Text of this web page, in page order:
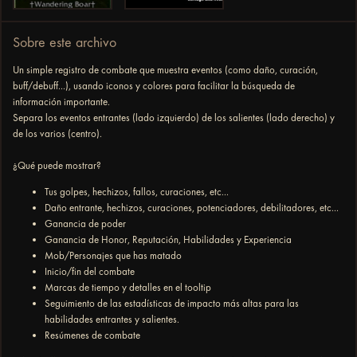
Sobre este archivo
Un simple registro de combate que muestra eventos (como daño, curación,
buff/debuff...), usando iconos y colores para facilitar la búsqueda de
información importante.
Separa los eventos entrantes (lado izquierdo) de los salientes (lado derecho) y
de los varios (centro).
¿Qué puede mostrar?
Tus golpes, hechizos, fallos, curaciones, etc...
Daño entrante, hechizos, curaciones, potenciadores, debilitadores, etc...
Ganancia de poder
Ganancia de Honor, Reputación, Habilidades y Experiencia
Mob/Personajes que has matado
Inicio/fin del combate
Marcas de tiempo y detalles en el tooltip
Seguimiento de las estadísticas de impacto más altas para las
habilidades entrantes y salientes.
Resúmenes de combate